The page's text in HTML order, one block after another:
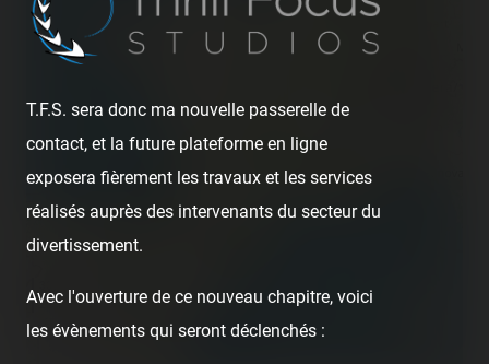
200 mi
T.F.S. sera donc ma nouvelle passerelle de
contact, et la future plateforme en ligne
exposera fièrement les travaux et les services
réalisés auprès des intervenants du secteur du
divertissement.
Avec l'ouverture de ce nouveau chapitre, voici
les évènements qui seront déclenchés :